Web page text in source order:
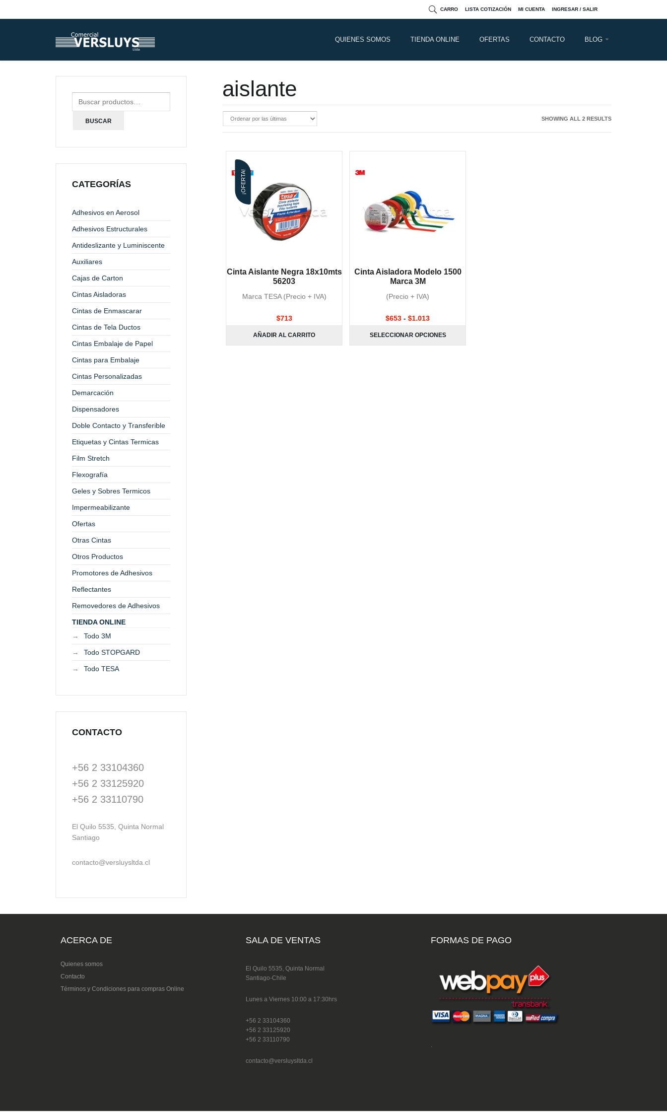
CARRO LISTA COTIZACIÓN MI CUENTA INGRESAR / SALIR
QUIENES SOMOS TIENDA ONLINE OFERTAS CONTACTO BLOG
aislante
SHOWING ALL 2 RESULTS
¡OFERTA!
Cinta Aislante Negra 18x10mts
56203
Marca TESA (Precio + IVA)
$713
AÑADIR AL CARRITO
Cinta Aisladora Modelo 1500
Marca 3M
(Precio + IVA)
$653 -$1.013
SELECCIONAR OPCIONES
BUSCAR
CATEGORÍAS
Adhesivos en Aerosol
Adhesivos Estructurales
Antideslizante y Luminiscente
Auxiliares
Cajas de Carton
Cintas Aisladoras
Cintas de Enmascarar
Cintas de Tela Ductos
Cintas Embalaje de Papel
Cintas para Embalaje
Cintas Personalizadas
Demarcación
Dispensadores
Doble Contacto y Transferible
Etiquetas y Cintas Termicas
Film Stretch
Flexografía
Geles y Sobres Termicos
Impermeabilizante
Ofertas
Otras Cintas
Otros Productos
Promotores de Adhesivos
Reflectantes
Removedores de Adhesivos
TIENDA ONLINE
Todo 3M
Todo STOPGARD
Todo TESA
CONTACTO
+56 2 33104360
+56 2 33125920
+56 2 33110790
El Quilo 5535, Quinta Normal
Santiago
contacto@versluysltda.cl
ACERCA DE
Quienes somos
Contacto
Términos y Condiciones para compras Online
SALA DE VENTAS
El Quilo 5535, Quinta Normal
Santiago-Chile
Lunes a Viernes 10:00 a 17:30hrs
+56 2 33104360
+56 2 33125920
+56 2 33110790
contacto@versluysltda.cl
FORMAS DE PAGO
.